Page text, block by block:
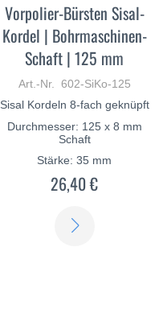
Vorpolier-Bürsten Sisal-
Kordel | Bohrmaschinen-
Schaft | 125 mm
Art.-Nr. 602-SiKo-125
Sisal Kordeln 8-fach geknüpft
Durchmesser: 125 x 8 mm
Schaft
Stärke: 35 mm
26,40 €